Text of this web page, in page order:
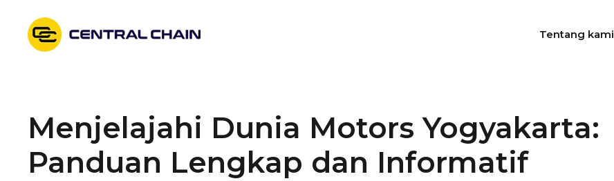
content
Tentang kami
Menjelajahi Dunia Motors Yogyakarta:
Panduan Lengkap dan Informatif